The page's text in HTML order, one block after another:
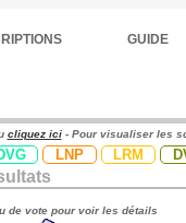
GUIDE
cliquez ici- Pour visualiser les
LNP LRM
de vote pour voir les détails